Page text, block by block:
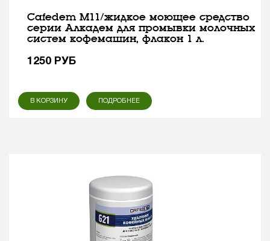
Cafedem M11/жидкое моющее средство
серии Алкадем для промывки молочных
систем кофемашин, флакон 1 л.
1250 РУБ
В КОРЗИНУ ПОДРОБНЕЕ